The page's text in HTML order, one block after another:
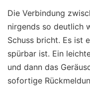
Die Verbindung
nirgends so deutlich
Schuss bricht. Es ist
spürbar ist. Ein
und dann das
sofortige